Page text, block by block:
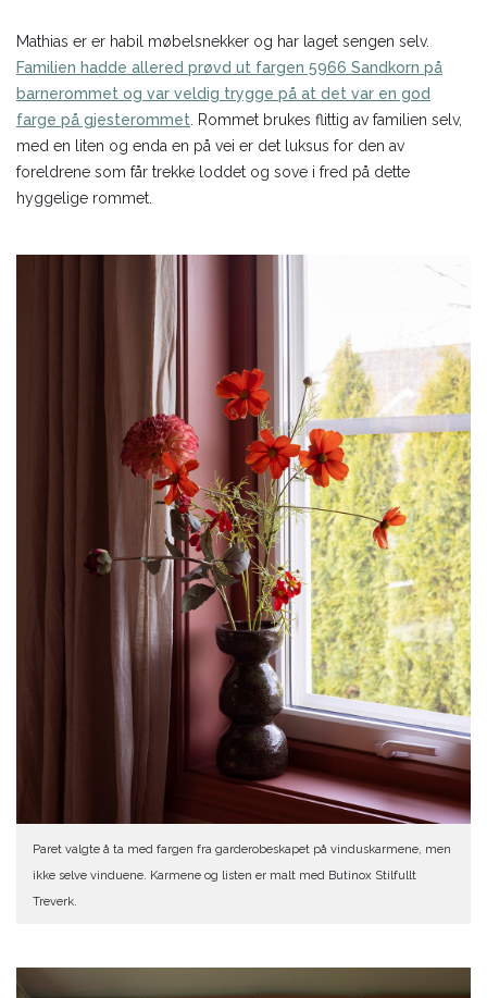
Mathias er er habil møbelsnekker og har laget sengen selv.
Familien hadde allered prøvd ut fargen 5966 Sandkorn på
barnerommet og var veldig trygge på at det var en god
farge på gjesterommet . Rommet brukes flittig av familien selv,
med en liten og enda en på vei er det luksus for den av
foreldrene som får trekke loddet og sove i fred på dette
hyggelige rommet.
Paret valgte å ta med fargen fra garderobeskapet på vinduskarmene, men
ikke selve vinduene. Karmene og listen er malt med Butinox Stilfullt
Treverk.